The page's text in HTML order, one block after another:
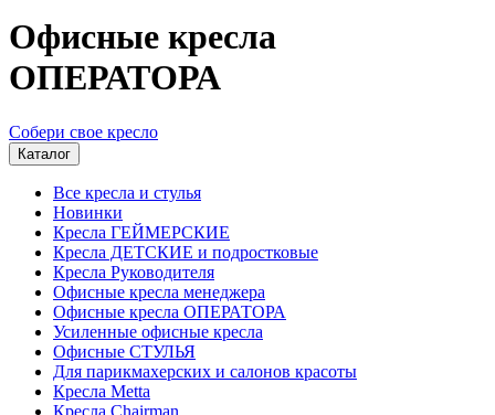
Офисные кресла
ОПЕРАТОРА
Собери свое кресло
Каталог
Все кресла и стулья
Новинки
Кресла ГЕЙМЕРСКИЕ
Кресла ДЕТСКИЕ и подростковые
Кресла Руководителя
Офисные кресла менеджера
Офисные кресла ОПЕРАТОРА
Усиленные офисные кресла
Офисные СТУЛЬЯ
Для парикмахерских и салонов красоты
Кресла Metta
Кресла Chairman